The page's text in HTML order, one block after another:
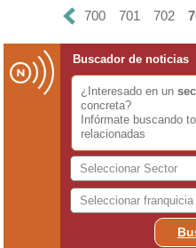
700 701 702
Buscador de noticias
¿Interesado en un
concreta?
Infórmate buscando
relacionadas